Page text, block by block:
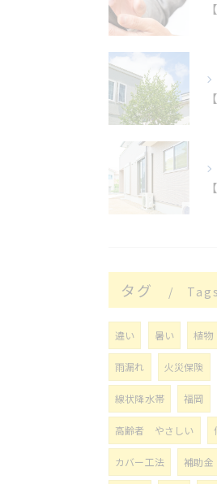
タグ Tags
違い 暑い 植物
雨漏れ 火災保険
線状降水帯 福岡
高齢者 やさしい
カバー工法 補助金